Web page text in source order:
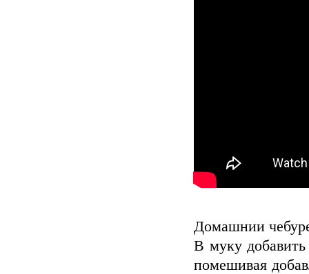
Домашнии
В муку
помешивая